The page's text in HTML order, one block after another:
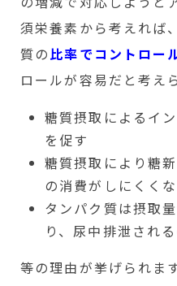
須栄養素から考えれば
質の比率でコントロー
ロールが容易だと考え
糖質摂取によるイ
を促す
糖質摂取により糖
の消費がしにくく
タンパク質は摂取
り、尿中排泄され
等の理由が挙げられます